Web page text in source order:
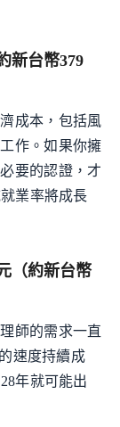
新台幣379
成本，包括風
作。如果你擁
要的認證，才
業率將成長
（約新台幣
師的需求一直
速度持續成
年就可能出